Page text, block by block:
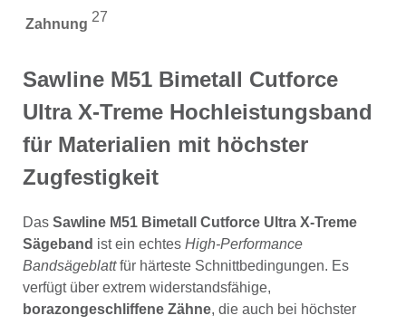
Zahnung 27
Sawline M51 Bimetall Cutforce
Ultra X-Treme Hochleistungsband
für Materialien mit höchster
Zugfestigkeit
Das Sawline M51 Bimetall Cutforce Ultra X-Treme
Sägeband ist ein echtes High-Performance
Bandsägeblattfür härteste Schnittbedingungen. Es
verfügt über extrem widerstandsfähige,
borazongeschliffene Zähne, die auch bei höchster